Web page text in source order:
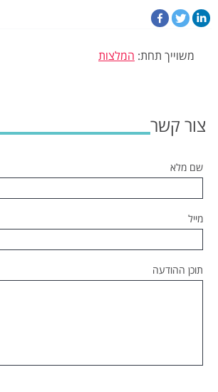
משוייך תחת: המלצות
צור קשר
שם מלא
מייל
תוכן ההודעה